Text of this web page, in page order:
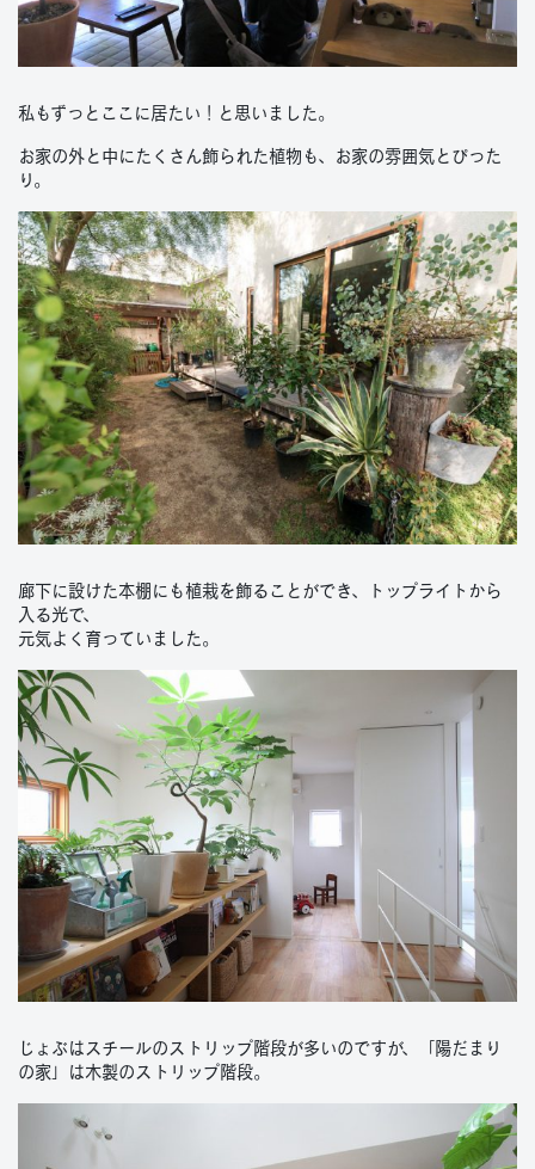
私もずっとここに居たい！と思いました。
お家の外と中にたくさん飾られた植物も、お家の雰囲気とぴった
り。
廊下に設けた本棚にも植栽を飾ることができ、トップライトから
入る光で、
元気よく育っていました。
じょぶはスチールのストリップ階段が多いのですが、「陽だまり
の家」は木製のストリップ階段。